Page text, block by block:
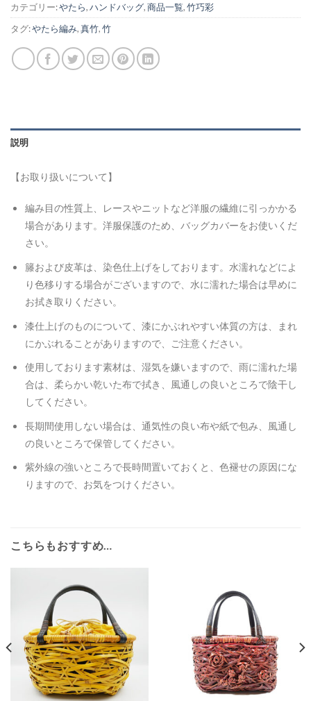
カテゴリー:やたら,ハンドバッグ,商品一覧,竹巧彩
タグ:やたら編み,真竹,竹
説明
【お取り扱いについて】
編み目の性質上、レースやニットなど洋服の繊維に引っかかる
場合があります。 洋服保護のため、バッグカバーをお使いくだ
さい。
籐および皮革は、染色仕上げをしております。水濡れなどによ
り色移りする場合がございますので、水に濡れた場合は早めに
お拭き取りください。
漆仕上げのものについて、漆にかぶれやすい体質の方は、まれ
にかぶれることがありますので、ご注意ください。
使用しております素材は、湿気を嫌いますので、雨に濡れた場
合は、柔らかい乾いた布で拭き、風通しの良いところで陰干し
してください。
長期間使用しない場合は、通気性の良い布や紙で包み、風通し
の良いところで保管してください。
紫外線の強いところで長時間置いておくと、色褪せの原因にな
りますので、お気をつけください。
こちらもおすすめ…